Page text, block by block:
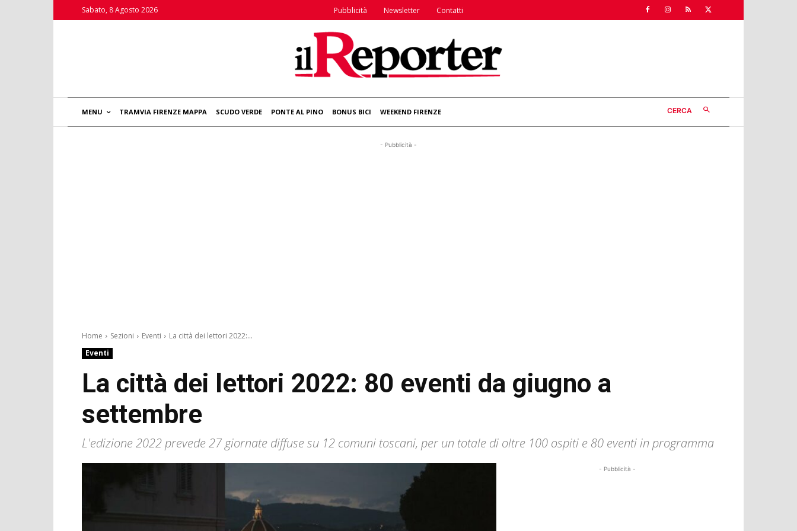
Sabato, 8 Agosto 2026 Pubblicità Newsletter Contatti
MENU TRAMVIA FIRENZE MAPPA SCUDO VERDE PONTE AL PINO BONUS BICI WEEKEND FIRENZE CERCA
- Pubblicità -
Home Sezioni Eventi
La città dei lettori 2022:...
Eventi
La città dei lettori 2022: 80 eventi da giugno a
settembre
L'edizione 2022 prevede 27 giornate diffuse su 12 comuni toscani, per un totale di oltre 100 ospiti e 80 eventi in programma
- Pubblicità -